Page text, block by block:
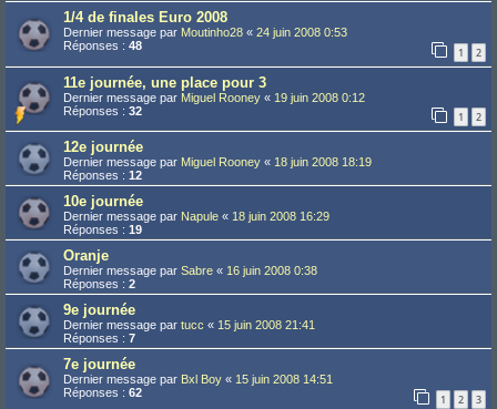
1/4 de finales Euro 2008
Dernier message par Moutinho28 « 24 juin 2008 0:53
Réponses : 48 1 2
11e journée, une place pour 3
Dernier message par Miguel Rooney « 19 juin 2008 0:12
Réponses : 32 1 2
12e journée
Dernier message par Miguel Rooney « 18 juin 2008 18:19
Réponses : 12
10e journée
Dernier message par Napule « 18 juin 2008 16:29
Réponses : 19
Oranje
Dernier message par Sabre « 16 juin 2008 0:38
Réponses : 2
9e journée
Dernier message par tucc « 15 juin 2008 21:41
Réponses : 7
7e journée
Dernier message par Bxl Boy « 15 juin 2008 14:51
Réponses : 62 1 2 3